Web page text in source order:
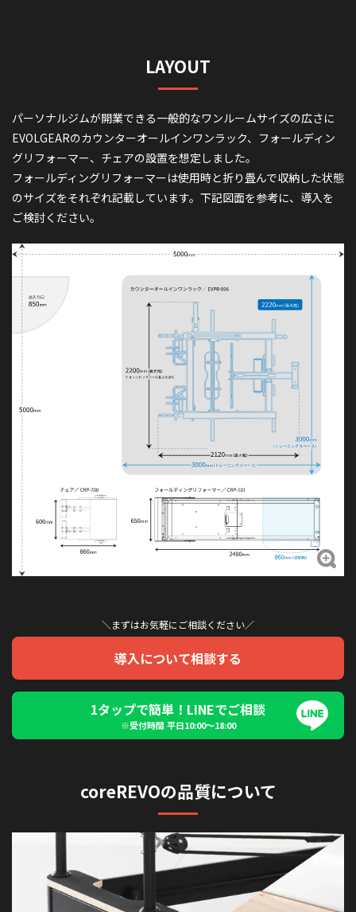
LAYOUT
パーソナルジムが開業できる一般的なワンルームサイズの広さに
EVOLGEARのカウンターオールインワンラック、フォールディン
グリフォーマー、チェアの設置を想定しました。
フォールディングリフォーマーは使用時と折り畳んで収納した状態
のサイズをそれぞれ記載しています。下記図面を参考に、導入を
ご検討ください。
＼まずはお気軽にご相談ください／
導入について相談する
1タップで簡単！LINEでご相談
※受付時間 平日10:00〜18:00
coreREVOの品質について